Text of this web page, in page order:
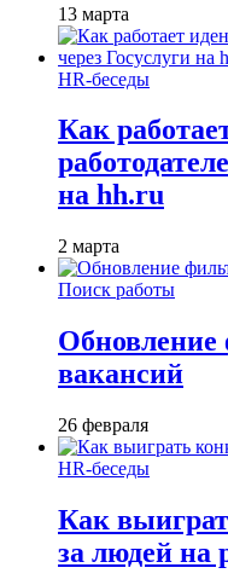
13 марта
HR-беседы
Как
на hh.ru
2 марта
Поиск работы
Обновление
вакансий
26 февраля
HR-беседы
Как
за людей на